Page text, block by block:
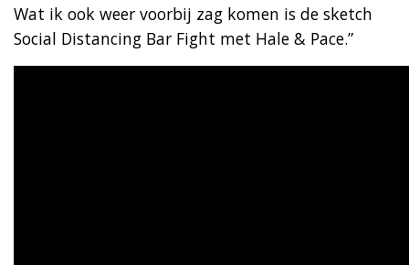
Wat ik ook weer voorbij zag komen is de sketch
Social Distancing Bar Fight met Hale & Pace.”